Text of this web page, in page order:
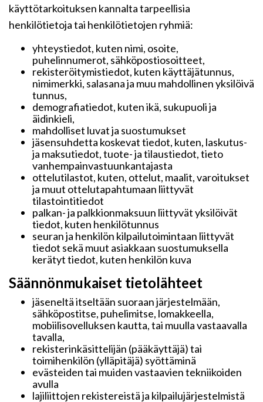
käyttötarkoituksen kannalta tarpeellisia
henkilötietoja tai henkilötietojen ryhmiä:
yhteystiedot, kuten nimi, osoite,
puhelinnumerot, sähköpostiosoitteet,
rekisteröitymistiedot, kuten käyttäjätunnus,
nimimerkki, salasana ja muu mahdollinen yksilöivä
tunnus,
demografiatiedot, kuten ikä, sukupuoli ja
äidinkieli,
mahdolliset luvat ja suostumukset
jäsensuhdetta koskevat tiedot, kuten, laskutus-
ja maksutiedot, tuote- ja tilaustiedot, tieto
vanhempainvastuunkantajasta
ottelutilastot, kuten, ottelut, maalit, varoitukset
ja muut ottelutapahtumaan liittyvät
tilastointitiedot
palkan- ja palkkionmaksuun liittyvät yksilöivät
tiedot, kuten henkilötunnus
seuran ja henkilön kilpailutoimintaan liittyvät
tiedot sekä muut asiakkaan suostumuksella
kerätyt tiedot, kuten henkilön kuva
Säännönmukaiset tietolähteet
jäseneltä itseltään suoraan järjestelmään,
sähköpostitse, puhelimitse, lomakkeella,
mobiilisovelluksen kautta, tai muulla vastaavalla
tavalla,
rekisterinkäsittelijän (pääkäyttäjä) tai
toimihenkilön (ylläpitäjä) syöttäminä
evästeiden tai muiden vastaavien tekniikoiden
avulla
lajiliittojen rekistereistä ja kilpailujärjestelmistä